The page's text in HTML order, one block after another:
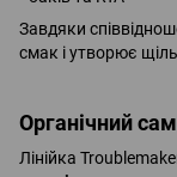
Завдяки
смак і утворює
Органічний
Лінійка